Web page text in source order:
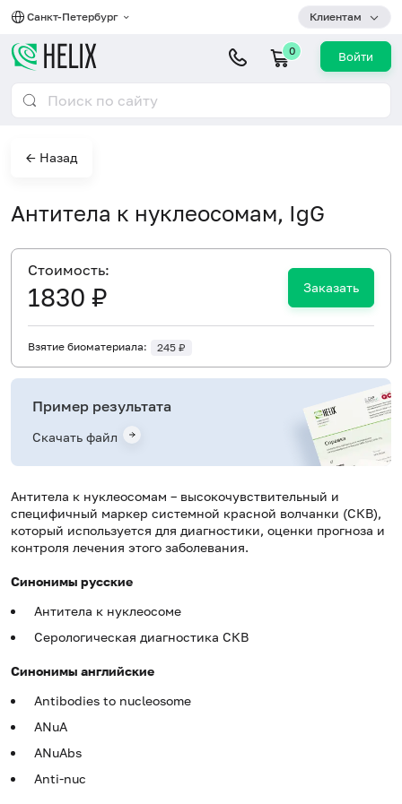
Санкт-Петербург Клиентам
0 Войти
← Назад
Антитела к нуклеосомам, IgG
Антитела к нуклеосомам – высокочувствительный и
специфичный маркер системной красной волчанки (СКВ),
который используется для диагностики, оценки прогноза и
контроля лечения этого заболевания.
Синонимы русские
Антитела к нуклеосоме
Серологическая диагностика СКВ
Синонимы английские
Antibodies to nucleosome
ANuA
ANuAbs
Anti-nuc
Cтоимость:
1830 ₽ Заказать
Взятие биоматериала: 245 ₽
Пример результата
Скачать файл